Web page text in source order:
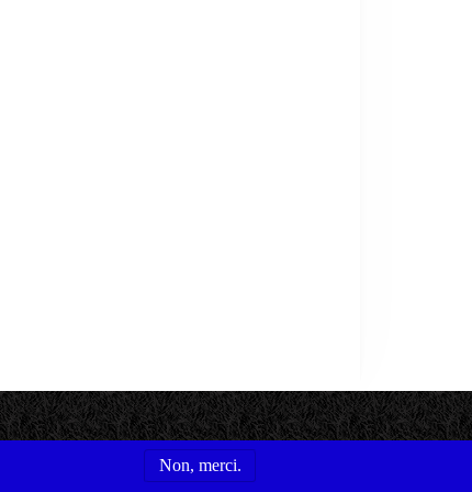
Non, merci.
Conditions générales d'utilisation